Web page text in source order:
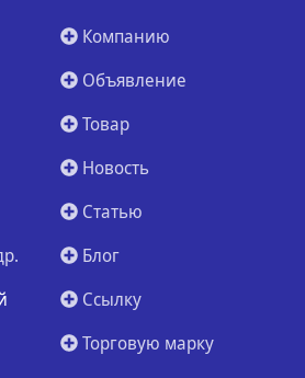
Компанию
Объявление
Товар
Новость
Статью
Блог
Ссылку
Торговую марку